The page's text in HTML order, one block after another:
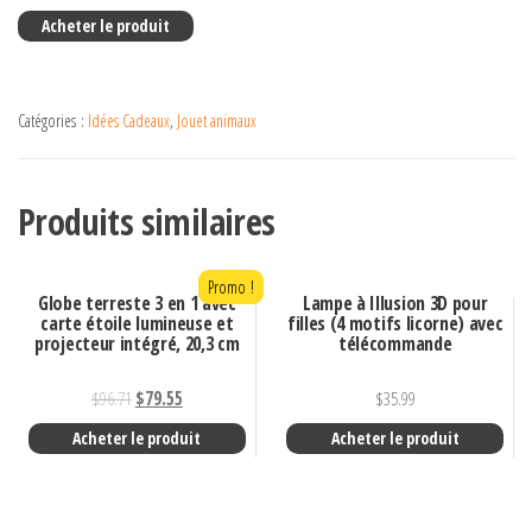
Acheter le produit
Catégories : Idées Cadeaux, Jouet animaux
Produits similaires
Globe terreste 3 en 1 avec
carte étoile lumineuse et
projecteur intégré, 20,3 cm
Promo !
$96.71$79.55
Acheter le produit
Lampe à Illusion 3D pour
filles (4 motifs licorne) avec
télécommande
$35.99
Acheter le produit